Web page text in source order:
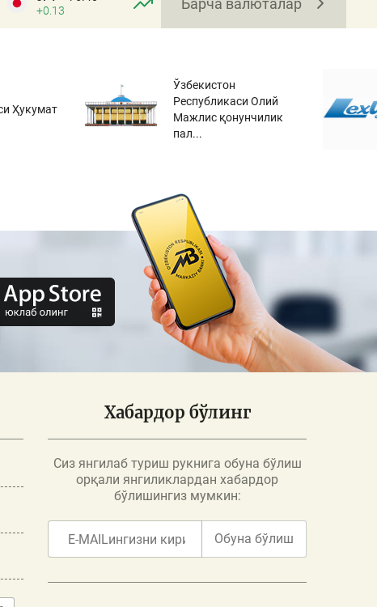
+0.13
Ҳукумат
Ўзбекистон
Республикаси Олий
Мажлис қонунчилик
пал...
Хабардор бўлинг
Сиз янгилаб туриш рукнига обуна бўлиш
орқали янгиликлардан хабардор
бўлишингиз мумкин:
Обуна бўлиш